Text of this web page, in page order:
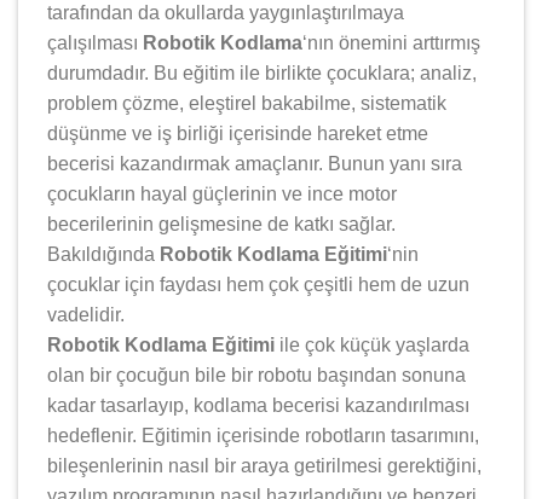
tarafından da okullarda yaygınlaştırılmaya
çalışılması Robotik Kodlama‘nın önemini arttırmış
durumdadır. Bu eğitim ile birlikte çocuklara; analiz,
problem çözme, eleştirel bakabilme, sistematik
düşünme ve iş birliği içerisinde hareket etme
becerisi kazandırmak amaçlanır. Bunun yanı sıra
çocukların hayal güçlerinin ve ince motor
becerilerinin gelişmesine de katkı sağlar.
Bakıldığında Robotik Kodlama Eğitimi‘nin
çocuklar için faydası hem çok çeşitli hem de uzun
vadelidir.
Robotik Kodlama Eğitimi ile çok küçük yaşlarda
olan bir çocuğun bile bir robotu başından sonuna
kadar tasarlayıp, kodlama becerisi kazandırılması
hedeflenir. Eğitimin içerisinde robotların tasarımını,
bileşenlerinin nasıl bir araya getirilmesi gerektiğini,